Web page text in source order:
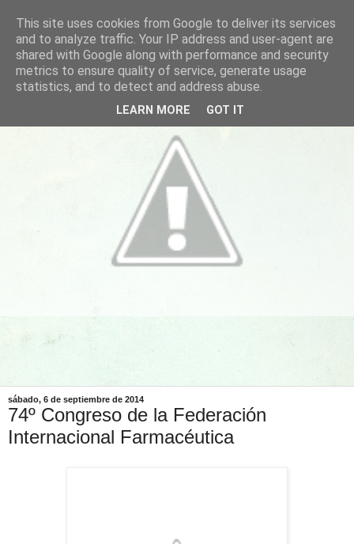
sábado, 6 de septiembre de 2014
74º Congreso de la Federación
Internacional Farmacéutica
This site uses cookies from Google to deliver its services
and to analyze traffic. Your IP address and user-agent are
shared with Google along with performance and security
metrics to ensure quality of service, generate usage
statistics, and to detect and address abuse.
LEARN MORE GOT IT